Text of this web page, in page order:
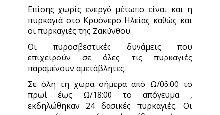
Επίσης χωρίς ενεργό μέτωπο είναι και η
πυρκαγιά στο Κρυόνερο Ηλείας καθώς και
οι πυρκαγιές της Ζακύνθου.
Οι πυροσβεστικές δυνάμεις που
επιχειρούν σε όλες τις πυρκαγιές
παραμένουν αμετάβλητες.
Σε όλη τη χώρα σήμερα από Ω/06:00 το
πρωί έως Ω/18:00 το απόγευμα ,
εκδηλώθηκαν 24 δασικές πυρκαγιές. Οι